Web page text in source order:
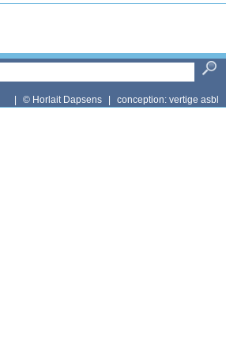
© Horlait Dapsens conception: vertige asbl